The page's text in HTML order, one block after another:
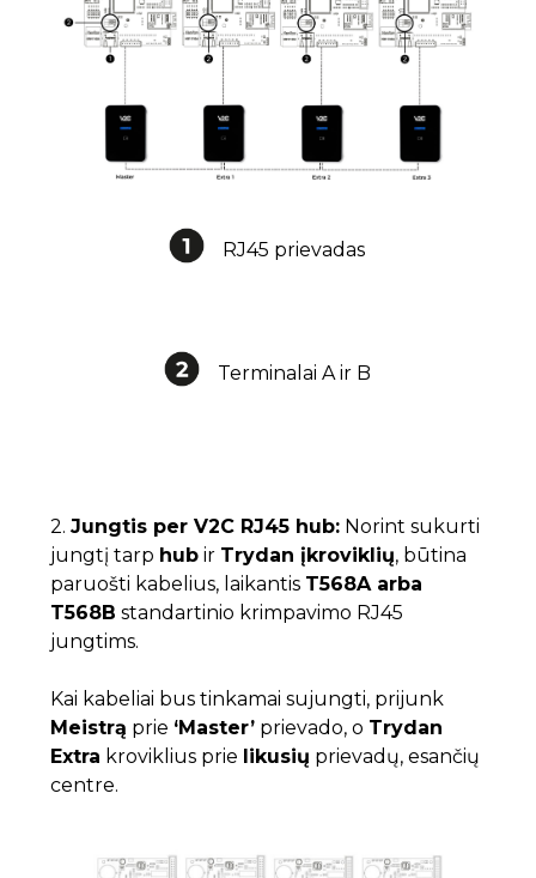
RJ45 prievadas
Terminalai A ir B
2. Jungtis per V2C RJ45 hub: Norint sukurti
jungtį tarp hub ir Trydan įkroviklių, būtina
paruošti kabelius, laikantis T568A arba
T568B standartinio krimpavimo RJ45
jungtims.
Kai kabeliai bus tinkamai sujungti, prijunk
Meistrą prie ‘Master’ prievado, o Trydan
Extra kroviklius prie likusių prievadų, esančių
centre.